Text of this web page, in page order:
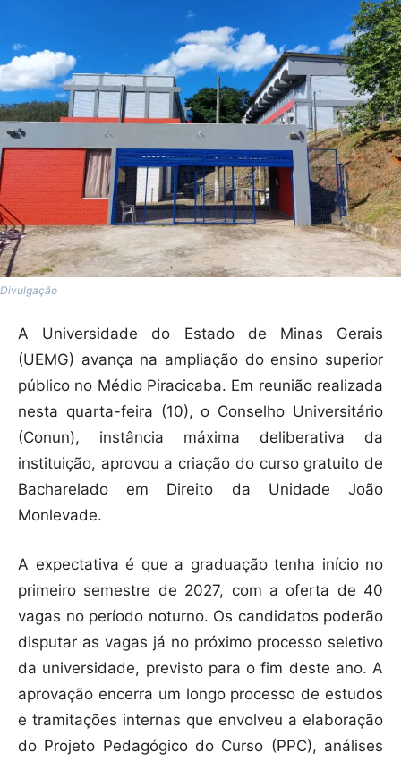
Divulgação
A Universidade do Estado de Minas Gerais
(UEMG) avança na ampliação do ensino superior
público no Médio Piracicaba. Em reunião realizada
nesta quarta-feira (10), o Conselho Universitário
(Conun), instância máxima deliberativa da
instituição, aprovou a criação do curso gratuito de
Bacharelado em Direito da Unidade João
Monlevade.
A expectativa é que a graduação tenha início no
primeiro semestre de 2027, com a oferta de 40
vagas no período noturno. Os candidatos poderão
disputar as vagas já no próximo processo seletivo
da universidade, previsto para o fim deste ano. A
aprovação encerra um longo processo de estudos
e tramitações internas que envolveu a elaboração
do Projeto Pedagógico do Curso (PPC), análises